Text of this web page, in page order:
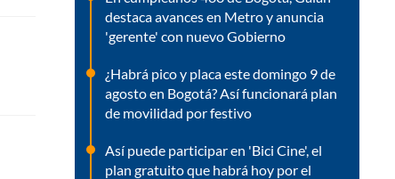
destaca avances en Metro y anuncia
'gerente' con nuevo Gobierno
¿Habrá pico y placa este domingo 9 de
agosto en Bogotá? Así funcionará plan
de movilidad por festivo
Así puede participar en 'Bici Cine', el
plan gratuito que habrá hoy por el